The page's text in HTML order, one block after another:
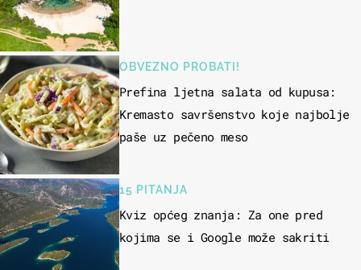
OBVEZNO PROBATI!
Prefina ljetna salata od kupusa:
Kremasto savršenstvo koje najbolje
paše uz pečeno meso
15 PITANJA
Kviz općeg znanja: Za one pred
kojima se i Google može sakriti